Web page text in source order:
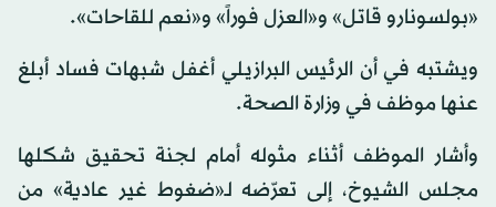
«بولسونارو قاتل» و«العزل فوراً» و«نعم للقاحات».
ويشتبه في أن الرئيس البرازيلي أغفل شبهات فساد أبلغ
عنها موظف في وزارة الصحة.
وأشار الموظف أثناء مثوله أمام لجنة تحقيق شكلها
مجلس الشيوخ، إلى تعرّضه لـ«ضغوط غير عادية» من